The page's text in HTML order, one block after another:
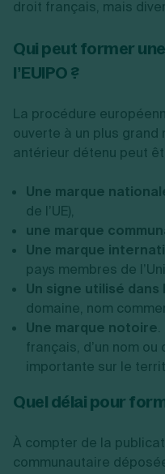
droit français, mais
Qui peut former
l’EUIPO ?
La procédure
ouverte à un plus grand
antérieur détenu peut
Une marque
de l’UE),
une marque
Une marque
pays membres de
Un signe utilisé
domaine, nom
Une marque notoire.
français, d’un nom
importante sur le
Quel délai pour
À compter de la
communautaire